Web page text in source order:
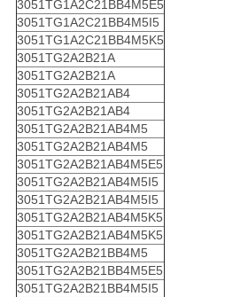
3051TG1A2C21BB4M5E5
3051TG1A2C21BB4M5I5
3051TG1A2C21BB4M5K5
3051TG2A2B21A
3051TG2A2B21A
3051TG2A2B21AB4
3051TG2A2B21AB4
3051TG2A2B21AB4M5
3051TG2A2B21AB4M5
3051TG2A2B21AB4M5E5
3051TG2A2B21AB4M5I5
3051TG2A2B21AB4M5I5
3051TG2A2B21AB4M5K5
3051TG2A2B21AB4M5K5
3051TG2A2B21BB4M5
3051TG2A2B21BB4M5E5
3051TG2A2B21BB4M5I5